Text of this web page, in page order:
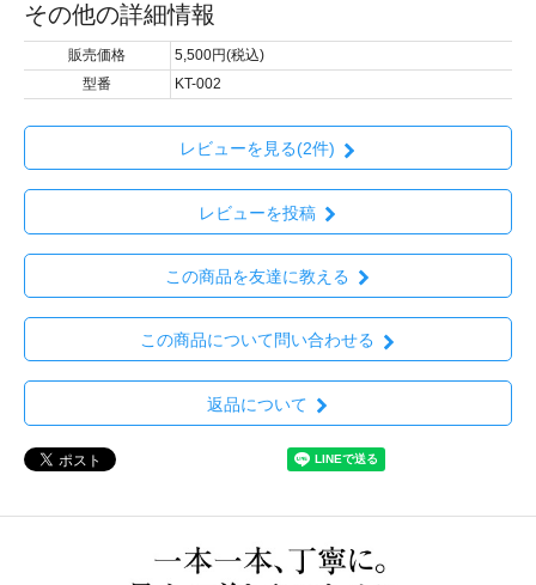
その他の詳細情報
販売価格
5,500円(税込)
型番
KT-002
レビューを見る(2件)
レビューを投稿
この商品を友達に教える
この商品について問い合わせる
返品について